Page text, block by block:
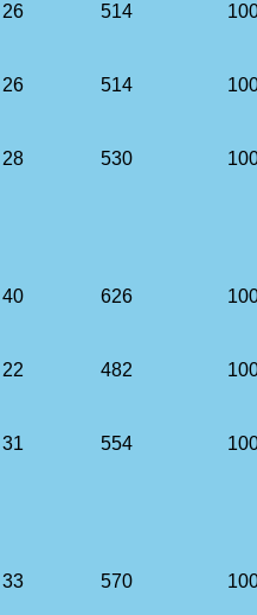
26 514
26 514
28 530
40 626
22 482
31 554
33 570